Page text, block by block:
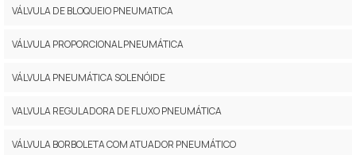
VÁLVULA DE BLOQUEIO PNEUMATICA
VÁLVULA PROPORCIONAL PNEUMÁTICA
VÁLVULA PNEUMÁTICA SOLENÓIDE
VALVULA REGULADORA DE FLUXO PNEUMÁTICA
VÁLVULA BORBOLETA COM ATUADOR PNEUMÁTICO